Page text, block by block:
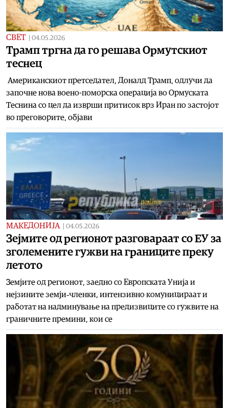
СВЕТ 04.05.2026
Tрамп тргна да го решава Ормутскиот
теснец
Американскиот претседател, Доналд Трамп, одлучи да
започне нова воено-поморска операција во Ормуската
Теснина со цел да изврши притисок врз Иран по застојот
во преговорите, објави
МАКЕДОНИЈА 04.05.2026
Зејмите од регионот разговараат со ЕУ за
зголемените гужви на границите преку
летото
Земјите од регионот, заедно со Европската Унија и
нејзините земји‑членки, интензивно комуницираат и
работат на надминување на предизвиците со гужвите на
граничните премини, кои се